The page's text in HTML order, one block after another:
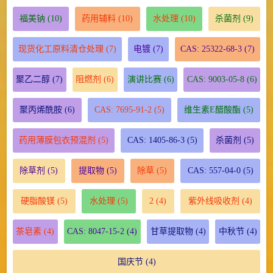
福美钠 (10) 药用辅料 (10) 水处理 (10) 杀菌剂 (9)
现货化工原料清仓处理 (7) 电镀 (7) CAS: 25322-68-3 (7)
聚乙二醇 (7) 阻燃剂 (6) 演讲比赛(6) CAS: 9003-05-8(6)
聚丙烯酰胺(6) CAS: 7695-91-2 (5) 维生素E醋酸酯 (5)
药用薄膜包衣预混剂 (5) CAS: 1405-86-3(5) 杀菌剂 (5)
除草剂 (5) 提取物(5) 除草 (5) CAS: 557-04-0(5)
硬脂酸镁(5) 水处理 (5) 2 (4) 紫外线吸收剂 (4)
茶皂素 (4) CAS: 8047-15-2 (4) 甘草提取物(4) 中秋节(4)
国庆节(4)